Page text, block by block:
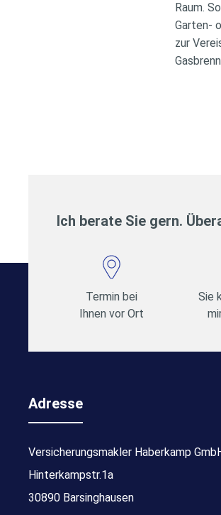
Raum.
Garten-
zur
Ich berate Sie gern.
Termin bei
Ihnen vor Ort
Sie
Adresse
Versicherungsmakler Haberkamp
Hinterkampstr.1a
30890 Barsinghausen